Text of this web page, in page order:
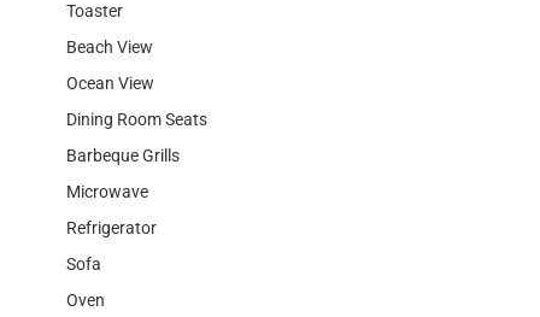
Toaster
Beach View
Ocean View
Dining Room Seats
Barbeque Grills
Microwave
Refrigerator
Sofa
Oven